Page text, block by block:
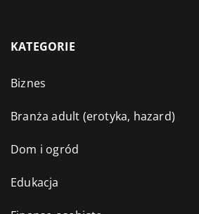
KATEGORIE
Biznes
Branża adult (erotyka, hazard)
Dom i ogród
Edukacja